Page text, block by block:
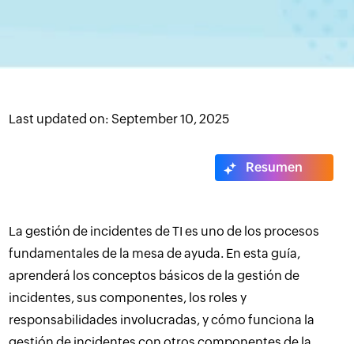
Last updated on: September 10, 2025
Resumen
La gestión de incidentes de TI es uno de los procesos
fundamentales de la mesa de ayuda. En esta guía,
aprenderá los conceptos básicos de la gestión de
incidentes, sus componentes, los roles y
responsabilidades involucradas, y cómo funciona la